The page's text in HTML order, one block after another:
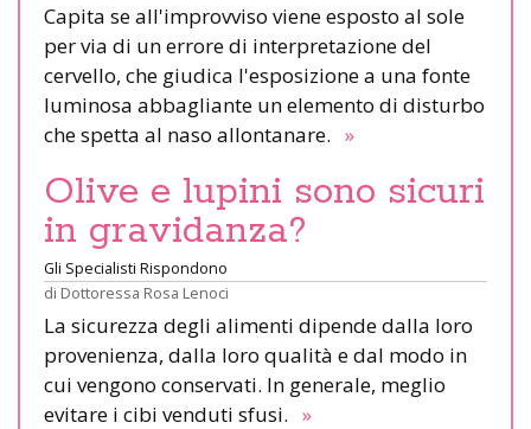
Capita se all'improvviso viene esposto al sole
per via di un errore di interpretazione del
cervello, che giudica l'esposizione a una fonte
luminosa abbagliante un elemento di disturbo
che spetta al naso allontanare. »
Olive e lupini sono sicuri
in gravidanza?
Gli Specialisti Rispondono
di Dottoressa Rosa Lenoci
La sicurezza degli alimenti dipende dalla loro
provenienza, dalla loro qualità e dal modo in
cui vengono conservati. In generale, meglio
evitare i cibi venduti sfusi. »